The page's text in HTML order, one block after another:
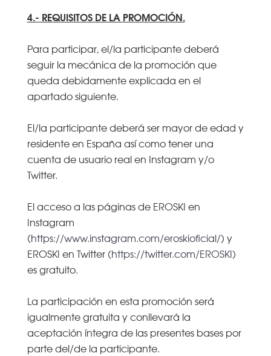
4.- REQUISITOS DE LA PROMOCIÓN.
Para participar, el/la participante deberá
seguir la mecánica de la promoción que
queda debidamente explicada en el
apartado siguiente.
El/la participante deberá ser mayor de edad y
residente en España así como tener una
cuenta de usuario real en Instagram y/o
Twitter.
El acceso a las páginas de EROSKI en
Instagram
(https://www.instagram.com/eroskioficial/) y
EROSKI en Twitter (https://twitter.com/EROSKI)
es gratuito.
La participación en esta promoción será
igualmente gratuita y conllevará la
aceptación íntegra de las presentes bases por
parte del/de la participante.